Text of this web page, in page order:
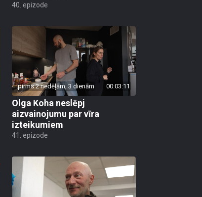
40. epizode
pirms 2 nedēļām, 3 dienām 00:03:11
Olga Koha neslēpj
aizvainojumu par vīra
izteikumiem
41. epizode